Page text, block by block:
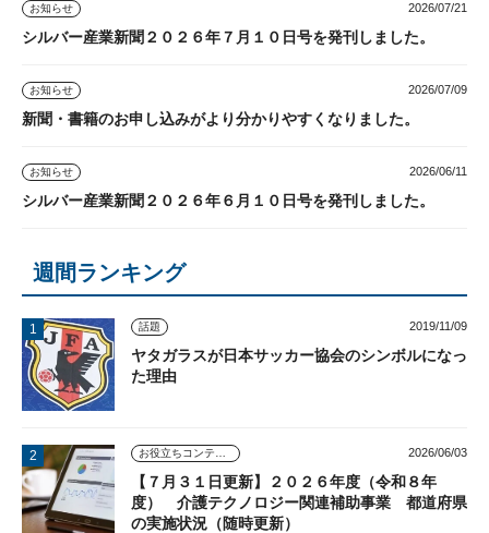
お知らせ 2026/07/21
シルバー産業新聞２０２６年７月１０日号を発刊しました。
お知らせ 2026/07/09
新聞・書籍のお申し込みがより分かりやすくなりました。
お知らせ 2026/06/11
シルバー産業新聞２０２６年６月１０日号を発刊しました。
週間ランキング
話題 2019/11/09
ヤタガラスが日本サッカー協会のシンボルになっ
た理由
2026/06/03
【７月３１日更新】２０２６年度（令和８年
度） 介護テクノロジー関連補助事業 都道府県
の実施状況（随時更新）